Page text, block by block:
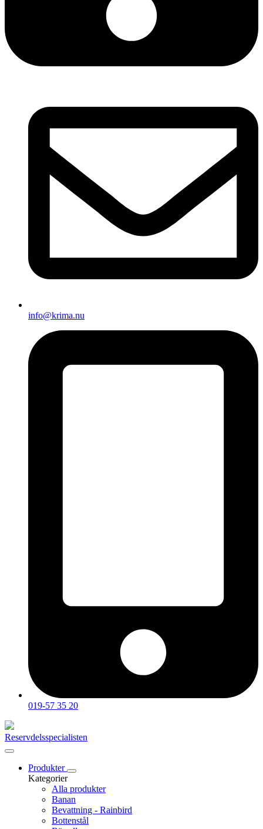
info@krima.nu
019-57 35 20
Reservdelsspecialisten
Produkter
Kategorier
Alla produkter
Banan
Bevattning - Rainbird
Bottenstål